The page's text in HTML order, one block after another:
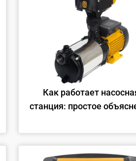
Как работает
станция: простое